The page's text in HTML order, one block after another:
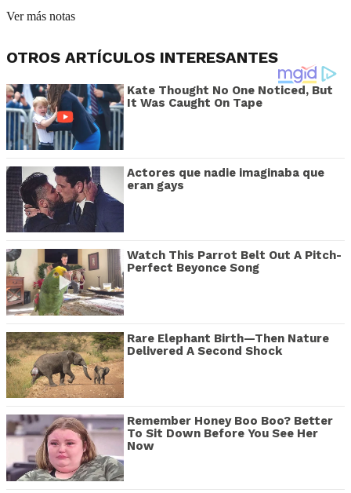
Ver más notas
OTROS ARTÍCULOS INTERESANTES
Kate Thought No One Noticed, But
It Was Caught On Tape
Actores que nadie imaginaba que
eran gays
Watch This Parrot Belt Out A Pitch-
Perfect Beyonce Song
Rare Elephant Birth—Then Nature
Delivered A Second Shock
Remember Honey Boo Boo? Better
To Sit Down Before You See Her
Now